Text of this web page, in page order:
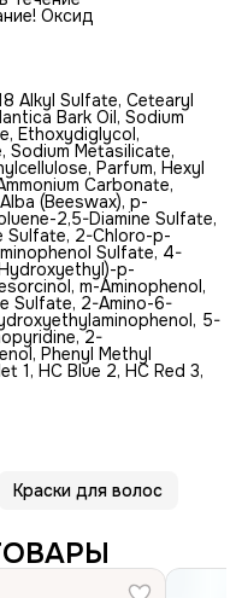
Оксид
Alkyl Sulfate, Cetearyl
Bark Oil, Sodium
Ethoxydiglycol,
Sodium Metasilicate,
Parfum, Hexyl
Carbonate,
(Beeswax), p-
2,5-Diamine Sulfate,
Sulfate, 2-Chloro-p-
Sulfate, 4-
p-
m-Aminophenol,
Sulfate, 2-Amino-6-
5-
2-
Phenyl Methyl
1, HC Blue 2, HC Red 3,
Краски для волос